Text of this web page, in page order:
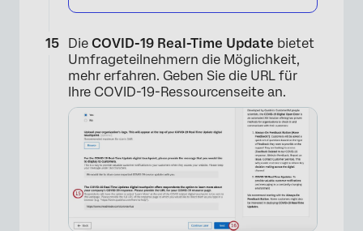
×
Die COVID-19 Real-Time Update bietet
Umfrageteilnehmern die Möglichkeit,
mehr erfahren. Geben Sie die URL für
Ihre COVID-19-Ressourcenseite an.